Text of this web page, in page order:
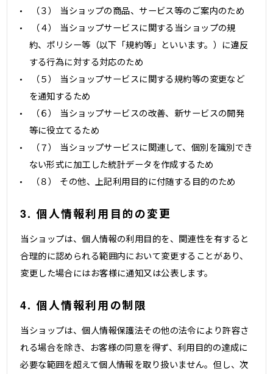
（３） 当ショップの商品、サービス等のご案内のため
（４） 当ショップサービスに関する当ショップの規
約、ポリシー等（以下「規約等」といいます。）に違反
する行為に対する対応のため
（５） 当ショップサービスに関する規約等の変更など
を通知するため
（６） 当ショップサービスの改善、新サービスの開発
等に役立てるため
（７） 当ショップサービスに関連して、個別を識別でき
ない形式に加工した統計データを作成するため
（８） その他、上記利用目的に付随する目的のため
3. 個人情報利用目的の変更
当ショップは、個人情報の利用目的を、関連性を有すると
合理的に認められる範囲内において変更することがあり、
変更した場合にはお客様に通知又は公表します。
4. 個人情報利用の制限
当ショップは、個人情報保護法その他の法令により許容さ
れる場合を除き、お客様の同意を得ず、利用目的の達成に
必要な範囲を超えて個人情報を取り扱いません。但し、次